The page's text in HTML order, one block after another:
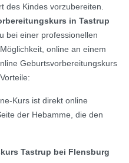
des Kindes vorzubereiten.
in Tastrup
bei einer professionellen
online an einem
Geburtsvorbereitungskurs
Kurs ist direkt online
der Hebamme, die den
Tastrup bei Flensburg